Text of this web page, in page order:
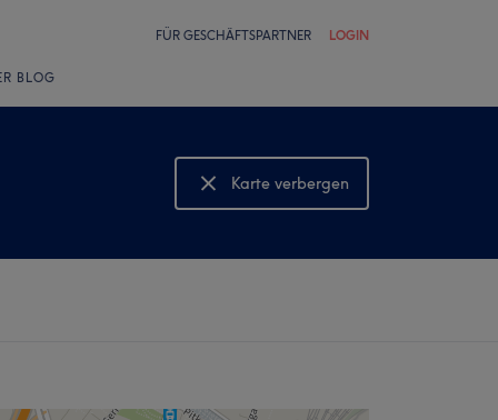
FÜR GESCHÄFTSPARTNER LOGIN
BLOG
Karte verbergen
Karte anzeigen